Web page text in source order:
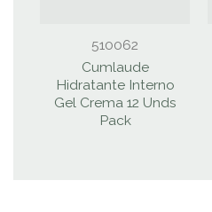
510062
Cumlaude
Hidratante Interno
Gel Crema 12 Unds
Pack